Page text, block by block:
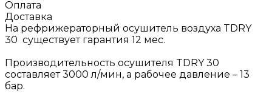
Оплата
Доставка
На рефрижераторный осушитель воздуха TDRY
30 существует гарантия 12 мес.
Производительность осушителя TDRY 30
составляет 3000 л/мин, а рабочее давление – 13
бар.